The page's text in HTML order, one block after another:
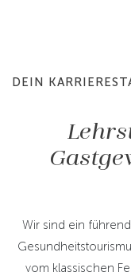
DEIN
Wir sind ein
vom klassischen